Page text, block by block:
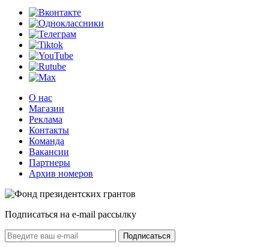
О нас
Магазин
Реклама
Контакты
Команда
Вакансии
Партнеры
Архив номеров
Подписаться на e-mail рассылку
Подписаться